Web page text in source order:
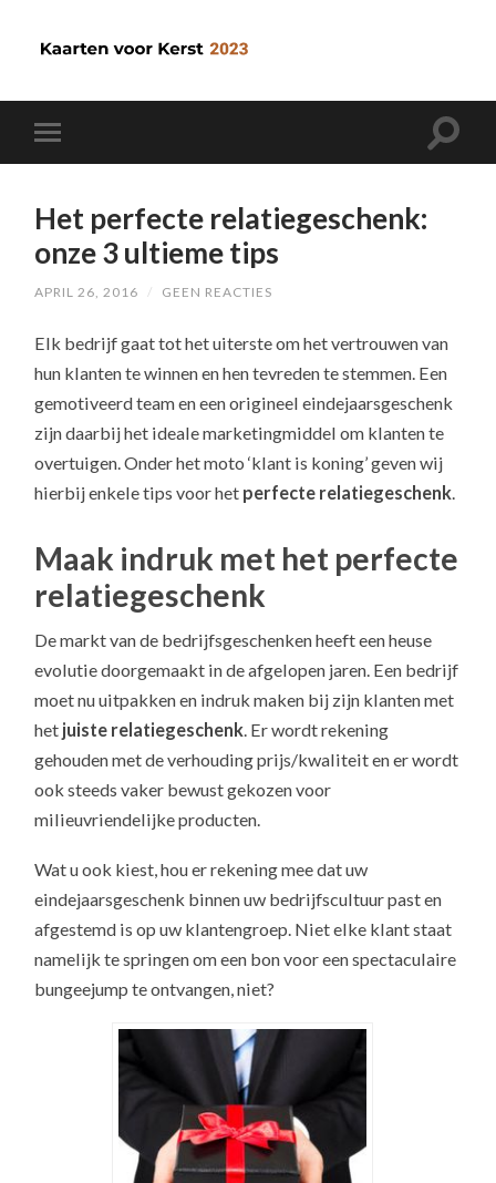
Het perfecte relatiegeschenk:
onze 3 ultieme tips
APRIL 26, 2016 / GEEN REACTIES
Elk bedrijf gaat tot het uiterste om het vertrouwen van
hun klanten te winnen en hen tevreden te stemmen. Een
gemotiveerd team en een origineel eindejaarsgeschenk
zijn daarbij het ideale marketingmiddel om klanten te
overtuigen. Onder het moto ‘klant is koning’ geven wij
hierbij enkele tips voor het perfecte relatiegeschenk
Maak indruk met het perfecte
relatiegeschenk
De markt van de bedrijfsgeschenken heeft een heuse
evolutie doorgemaakt in de afgelopen jaren. Een bedrijf
moet nu uitpakken en indruk maken bij zijn klanten met
het juiste relatiegeschenk . Er wordt rekening
gehouden met de verhouding prijs/kwaliteit en er wordt
ook steeds vaker bewust gekozen voor
milieuvriendelijke producten.
Wat u ook kiest, hou er rekening mee dat uw
eindejaarsgeschenk binnen uw bedrijfscultuur past en
afgestemd is op uw klantengroep. Niet elke klant staat
namelijk te springen om een bon voor een spectaculaire
bungeejump te ontvangen, niet?